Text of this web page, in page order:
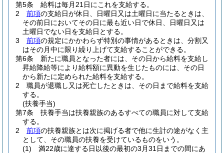
第5条
給料は毎月21日にこれを支給する。
2
前項の支給日が休日、日曜日又は土曜日に当たるときは、
その前日においてその日に最も近い日で休日、日曜日又は
土曜日でない日を支給日とする。
3
前項の規定にかかわらず特別の事情があるときは、分割又
はその月中に限り繰り上げて支給することができる。
第6条
新たに職員となった者には、その日から給料を支給し
昇給降給等により給料額に異動を生じたものには、その日
から新たに定められた給料を支給する。
2
職員が退職し又は死亡したときは、その日まで給料を支給
する。
(扶養手当)
第7条
扶養手当は扶養親族のあるすべての職員に対して支給
する。
2
前項の扶養親族とは次に掲げる者で他に生計の途がなく主
として、その職員の扶養を受けているものをいう。
(1)
満22歳に達する日以後の最初の3月31日までの間にあ